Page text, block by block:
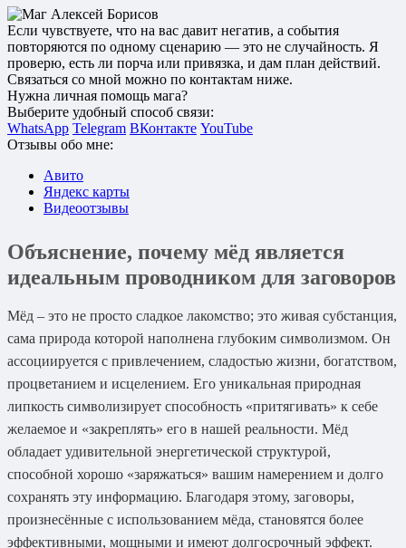
Если чувствуете, что на вас давит негатив, а события
повторяются по одному сценарию — это не случайность. Я
проверю, есть ли порча или привязка, и дам план действий.
Связаться со мной можно по контактам ниже.
Нужна личная помощь мага?
Выберите удобный способ связи:
WhatsApp Telegram ВКонтакте YouTube
Отзывы обо мне:
Авито
Яндекс карты
Видеоотзывы
Объяснение, почему мёд является
идеальным проводником для заговоров
Мёд – это не просто сладкое лакомство; это живая субстанция,
сама природа которой наполнена глубоким символизмом. Он
ассоциируется с привлечением, сладостью жизни, богатством,
процветанием и исцелением. Его уникальная природная
липкость символизирует способность «притягивать» к себе
желаемое и «закреплять» его в нашей реальности. Мёд
обладает удивительной энергетической структурой,
способной хорошо «заряжаться» вашим намерением и долго
сохранять эту информацию. Благодаря этому, заговоры,
произнесённые с использованием мёда, становятся более
эффективными, мощными и имеют долгосрочный эффект.